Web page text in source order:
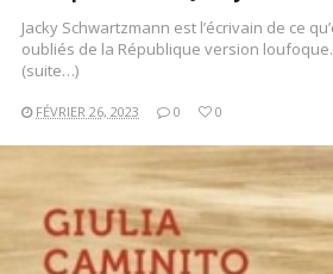
Jacky Schwartzmann est l’écrivain de ce
oubliés de la République version loufoque.
(suite…)
FÉVRIER 26, 2023 0 0